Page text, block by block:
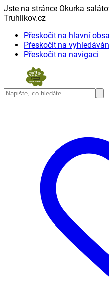
Jste na stránce Okurka
Truhlikov.cz
Přeskočit na hlavní
Přeskočit na
Přeskočit na navigaci